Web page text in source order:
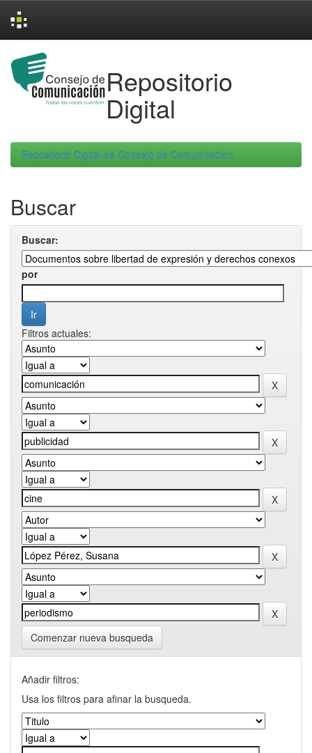
navigation
Repositorio
Digital
Repositorio Digital de Consejo de Comunicacion
Buscar
Buscar:
por
Filtros actuales:
Comenzar nueva busqueda
Añadir filtros:
Usa los filtros para afinar la busqueda.